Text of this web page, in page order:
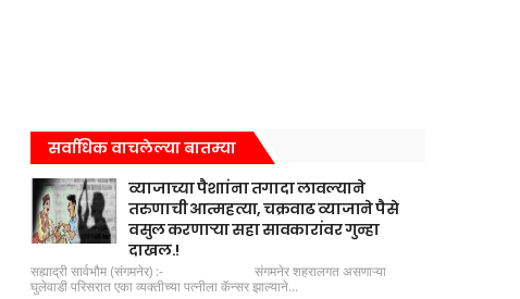
सर्वाधिक वाचलेल्या बातम्या
व्याजाच्या पैशाांना तगादा लावल्याने
तरुणाची आत्महत्या, चक्रवाढ व्याजाने पैसे
वसुल करणाऱ्या सहा सावकारांवर गुन्हा
दाखल.!
सह्याद्री सार्वभौम (संगमनेर) :- संगमनेर शहरालगत असणाऱ्या
घुलेवाडी परिसरात एका व्यक्तीच्या पत्नीला कॅन्सर झाल्याने...